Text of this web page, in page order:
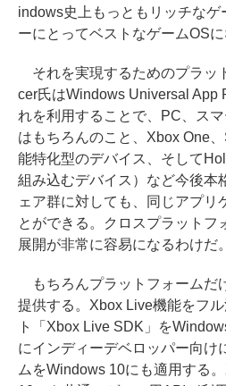
indows史上もっともリッチな
ーにとってベストなゲームOSに
それを実現するためのプラッ
cer氏はWindows Universal App
れを利用することで、PC、ス
はもちろんのこと、Xbox One
能特化型のデバイス、そして
組み込むデバイス）など今後本
ェア群に対しても、同じアプリ
とができる。クロスプラットフ
展開が非常に容易になるわけだ。
もちろんプラットフォームだ
提供する。Xbox Live機能をフ
ト「Xbox Live SDK」を
にインディーデベロッパー向け
ムをWindows 10にも適用する